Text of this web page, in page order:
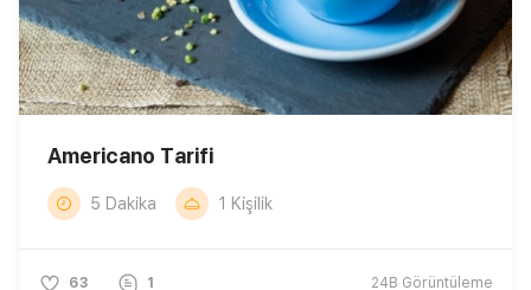
Americano Tarifi
5 Dakika 1 Kişilik
63 1 24B Görüntüleme